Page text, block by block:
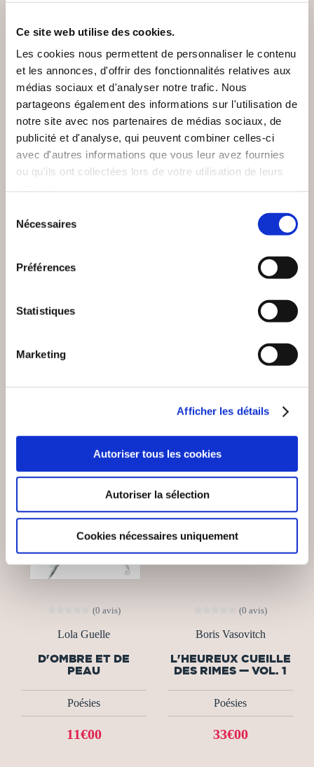
Ce site web utilise des cookies.
Les cookies nous permettent de personnaliser le contenu
et les annonces, d'offrir des fonctionnalités relatives aux
médias sociaux et d'analyser notre trafic. Nous
partageons également des informations sur l'utilisation de
notre site avec nos partenaires de médias sociaux, de
publicité et d'analyse, qui peuvent combiner celles-ci
avec d'autres informations que vous leur avez fournies
ou qu'ils ont collectées lors de votre utilisation de leurs
Nécessaires
Préférences
Statistiques
Marketing
Afficher les détails
Autoriser tous les cookies
Autoriser la sélection
Cookies nécessaires uniquement
(0 avis)
MIKAËL REMOND
NEW
(0 avis)
Lola Guelle
D'OMBRE ET DE
PEAU
Poésies
11€00
(0 avis)
Boris Vasovitch
L'HEUREUX CUEILLE
DES RIMES — VOL. 1
Poésies
33€00